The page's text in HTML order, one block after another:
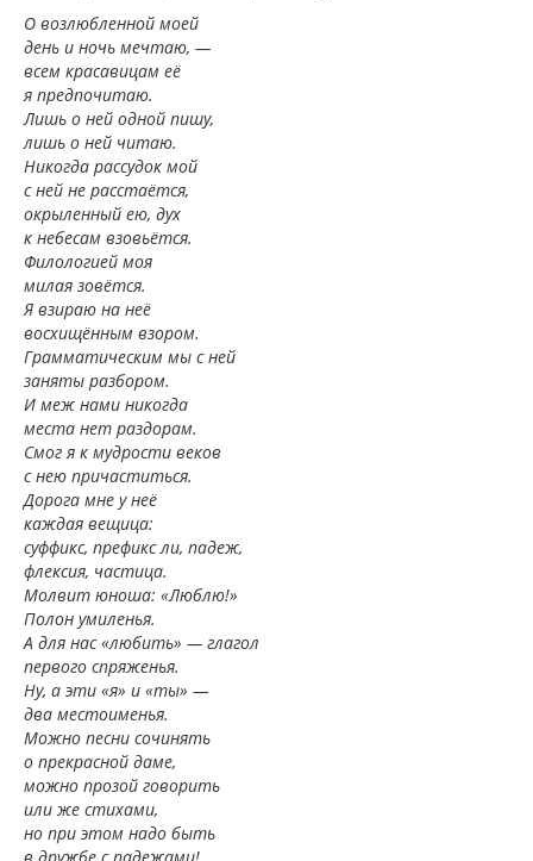
О возлюбленной моей
день и ночь мечтаю, —
всем красавицам её
я предпочитаю.
Лишь о ней одной пишу,
лишь о ней читаю.
Никогда рассудок мой
с ней не расстаётся,
окрыленный ею, дух
к небесам взовьётся.
Филологией моя
милая зовётся.
Я взираю на неё
восхищённым взором.
Грамматическим мы с ней
заняты разбором.
И меж нами никогда
места нет раздорам.
Смог я к мудрости веков
с нею причаститься.
Дорога мне у неё
каждая вещица:
суффикс, префикс ли, падеж,
флексия, частица.
Молвит юноша: «Люблю!»
Полон умиленья.
А для нас «любить» — глагол
первого спряженья.
Ну, а эти «я» и «ты» —
два местоименья.
Можно песни сочинять
о прекрасной даме,
можно прозой говорить
или же стихами,
но при этом надо быть